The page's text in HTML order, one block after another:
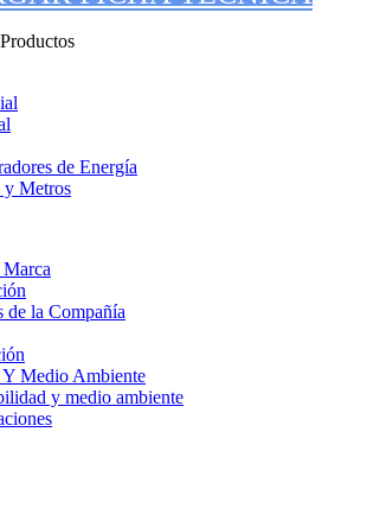
de Energía
y Metros
de la Compañía
Medio Ambiente
y medio ambiente